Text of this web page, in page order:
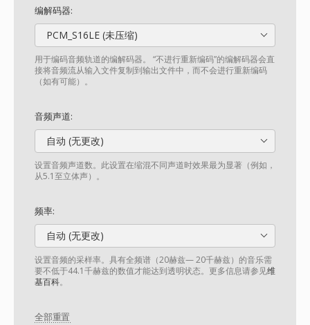
编解码器:
PCM_S16LE (未压缩)
用于编码音频轨道的编解码器。 “不进行重新编码”的编解码器会直
接将音频流从输入文件复制到输出文件中，而不会进行重新编码
（如有可能）。
音频声道:
自动 (无更改)
设置音频声道数。此设置在缩混不同声道时效果最为显著（例如，
从5.1至立体声）。
频率:
自动 (无更改)
设置音频的采样率。具有全频谱（20赫兹— 20千赫兹）的音乐需
要不低于44.1千赫兹的数值才能达到透明状态。更多信息请参见维
基百科。
全部重置